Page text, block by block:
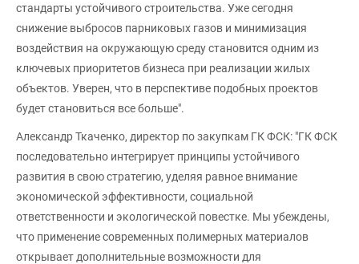
стандарты устойчивого строительства. Уже сегодня
снижение выбросов парниковых газов и минимизация
воздействия на окружающую среду становится одним из
ключевых приоритетов бизнеса при реализации жилых
объектов. Уверен, что в перспективе подобных проектов
будет становиться все больше".
Александр Ткаченко, директор по закупкам ГК ФСК: "ГК ФСК
последовательно интегрирует принципы устойчивого
развития в свою стратегию, уделяя равное внимание
экономической эффективности, социальной
ответственности и экологической повестке. Мы убеждены,
что применение современных полимерных материалов
открывает дополнительные возможности для